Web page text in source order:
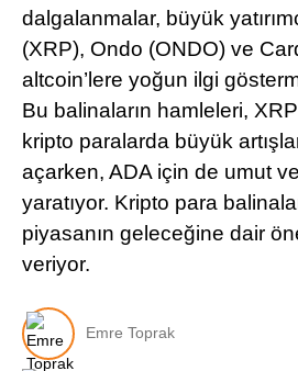
dalgalanmalar, büyük
(XRP), Ondo (ONDO) ve
altcoin’lere yoğun ilgi
Bu balinaların hamleleri,
kripto paralarda büyük
açarken, ADA için de umut
yaratıyor. Kripto para
piyasanın geleceğine dair
veriyor.
Emre Toprak